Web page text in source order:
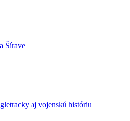
Šírave
aj vojenskú históriu